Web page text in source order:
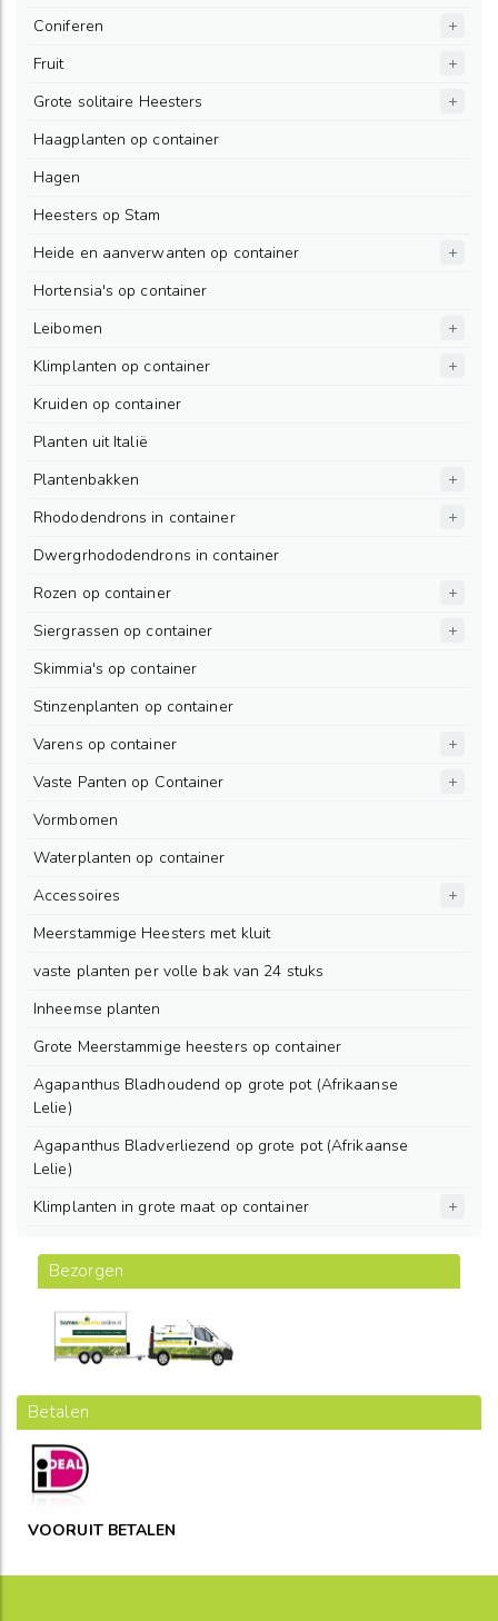
Coniferen
Fruit
Grote solitaire Heesters
Haagplanten op container
Hagen
Heesters op Stam
Heide en aanverwanten op container
Hortensia's op container
Leibomen
Klimplanten op container
Kruiden op container
Planten uit Italië
Plantenbakken
Rhododendrons in container
Dwergrhododendrons in container
Rozen op container
Siergrassen op container
Skimmia's op container
Stinzenplanten op container
Varens op container
Vaste Panten op Container
Vormbomen
Waterplanten op container
Accessoires
Meerstammige Heesters met kluit
vaste planten per volle bak van 24 stuks
Inheemse planten
Grote Meerstammige heesters op container
Agapanthus Bladhoudend op grote pot (Afrikaanse
Lelie)
Agapanthus Bladverliezend op grote pot (Afrikaanse
Lelie)
Klimplanten in grote maat op container
Bezorgen
Betalen
VOORUIT BETALEN